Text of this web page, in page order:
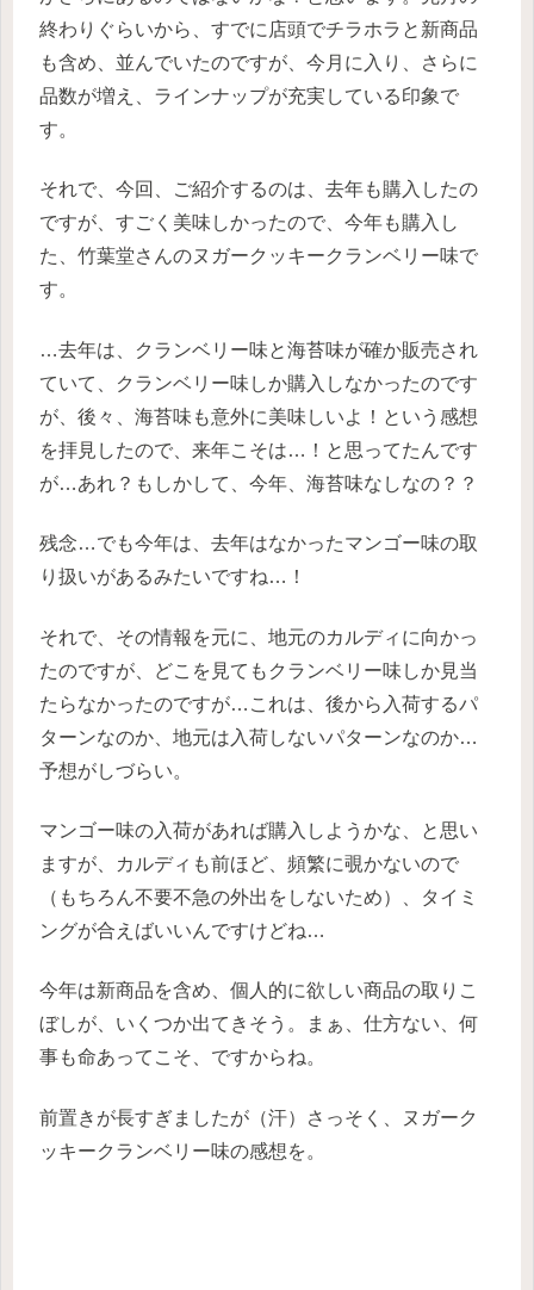
終わりぐらいから、すでに店頭でチラホラと新商品
も含め、並んでいたのですが、今月に入り、さらに
品数が増え、ラインナップが充実している印象で
す。
それで、今回、ご紹介するのは、去年も購入したの
ですが、すごく美味しかったので、今年も購入し
た、竹葉堂さんのヌガークッキークランベリー味で
す。
…去年は、クランベリー味と海苔味が確か販売され
ていて、クランベリー味しか購入しなかったのです
が、後々、海苔味も意外に美味しいよ！という感想
を拝見したので、来年こそは…！と思ってたんです
が…あれ？もしかして、今年、海苔味なしなの？？
残念…でも今年は、去年はなかったマンゴー味の取
り扱いがあるみたいですね…！
それで、その情報を元に、地元のカルディに向かっ
たのですが、どこを見てもクランベリー味しか見当
たらなかったのですが…これは、後から入荷するパ
ターンなのか、地元は入荷しないパターンなのか…
予想がしづらい。
マンゴー味の入荷があれば購入しようかな、と思い
ますが、カルディも前ほど、頻繁に覗かないので
（もちろん不要不急の外出をしないため）、タイミ
ングが合えばいいんですけどね…
今年は新商品を含め、個人的に欲しい商品の取りこ
ぼしが、いくつか出てきそう。まぁ、仕方ない、何
事も命あってこそ、ですからね。
前置きが長すぎましたが（汗）さっそく、ヌガーク
ッキークランベリー味の感想を。